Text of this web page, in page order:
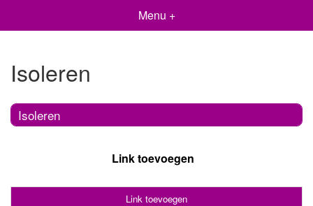
Menu +
Isoleren
Isoleren
Link toevoegen
Link toevoegen